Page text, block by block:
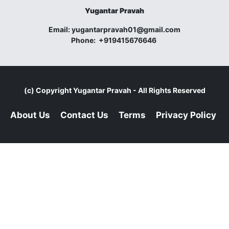
Yugantar Pravah
Email:yugantarpravah01@gmail.com
Phone: +919415676646
(c) CopyrightYugantar Pravah - All Rights Reserved
About Us Contact Us Terms Privacy Policy